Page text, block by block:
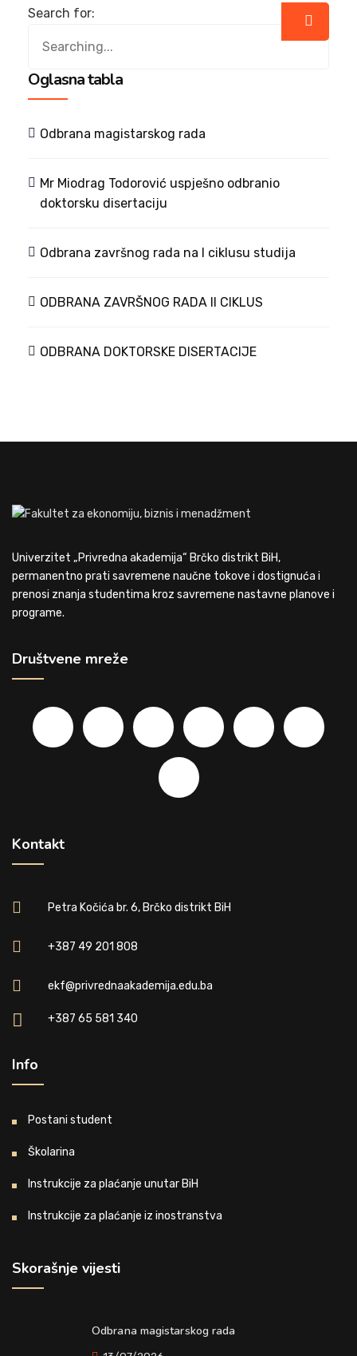
Search for:
Oglasna tabla
Odbrana magistarskog rada
Mr Miodrag Todorović uspješno odbranio
doktorsku disertaciju
Odbrana završnog rada na I ciklusu studija
ODBRANA ZAVRŠNOG RADA II CIKLUS
ODBRANA DOKTORSKE DISERTACIJE
Univerzitet „Privredna akademija“ Brčko distrikt BiH,
permanentno prati savremene naučne tokove i dostignuća i
prenosi znanja studentima kroz savremene nastavne planove i
programe.
Društvene mreže
Kontakt
Petra Kočića br. 6, Brčko distrikt BiH
+387 49 201 808
ekf@privrednaakademija.edu.ba
+387 65 581 340
Info
Postani student
Školarina
Instrukcije za plaćanje unutar BiH
Instrukcije za plaćanje iz inostranstva
Skorašnje vijesti
Odbrana magistarskog rada